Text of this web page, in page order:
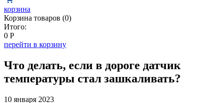
корзина
Корзина товаров (0)
Итого:
0 Р
перейти в корзину
Что делать, если в дороге датчик
температуры стал зашкаливать?
10 января 2023